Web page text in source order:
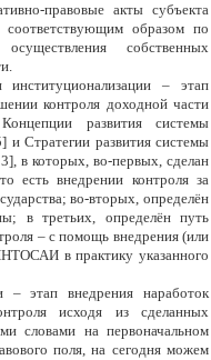
правовые акты субъекта
соответствующим образом по
собственных
– этап
контроля доходной части
развития системы
и Стратегии развития системы
в которых, во-первых, сделан
есть внедрении контроля за
во-вторых, определён
в третьих, определён путь
– с помощь внедрения (или
в практику указанного
– этап внедрения наработок
исходя из сделанных
словами на первоначальном
поля, на сегодня можем